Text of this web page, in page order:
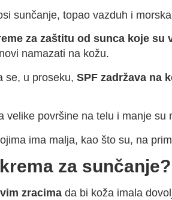
sunčanje, topao vazduh i
za zaštitu od sunca koje su
namazati na kožu.
se, u proseku, SPF zadržava na
velike površine na telu i manje su
ima malja, kao što su, na
za sunčanje?
zracima da bi koža imala